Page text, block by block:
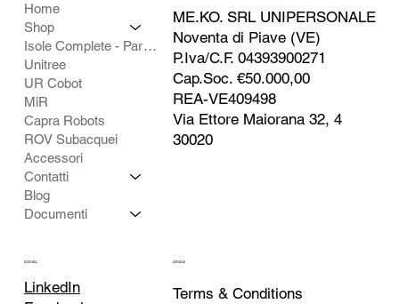
Home
Shop
Isole Complete - Partner
Unitree
UR Cobot
MiR
Capra Robots
ROV Subacquei
Accessori
Contatti
Blog
Documenti
LEGALE
Terms & Conditions
SOCIAL
LinkedIn
ME.KO. SRL UNIPERSONALE
Via Ettore Maiorana 32, 4
30020
Noventa di Piave (VE)
P.Iva/C.F. 04393900271
Cap.Soc. €50.000,00
REA-VE409498